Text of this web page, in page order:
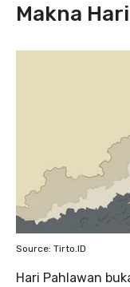
Makna
Source: Tirto.ID
Hari Pahlawan